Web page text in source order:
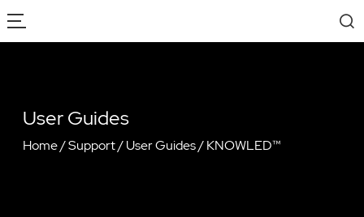
User Guides
Home/Support/User Guides/KNOWLED™